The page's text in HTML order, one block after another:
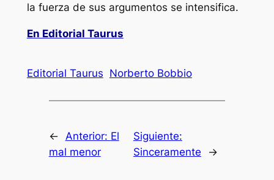
la fuerza de sus argumentos se intensifica.
En Editorial Taurus
Editorial Taurus Norberto Bobbio
← Anterior: El
mal menor
Siguiente:
Sinceramente
→